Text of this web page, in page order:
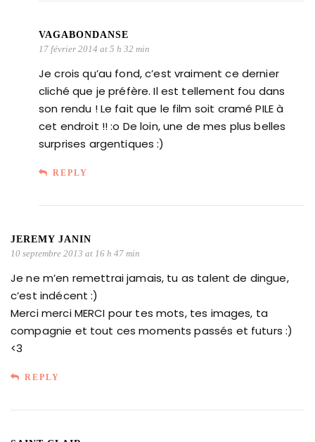
VAGABONDANSE
17 février 2014 at 5 h 32 min
Je crois qu’au fond, c’est vraiment ce dernier
cliché que je préfère. Il est tellement fou dans
son rendu ! Le fait que le film soit cramé PILE à
cet endroit !! :o De loin, une de mes plus belles
surprises argentiques :)
REPLY
JEREMY JANIN
10 septembre 2013 at 16 h 47 min
Je ne m’en remettrai jamais, tu as talent de dingue,
c’est indécent :)
Merci merci MERCI pour tes mots, tes images, ta
compagnie et tout ces moments passés et futurs :)
<3
REPLY